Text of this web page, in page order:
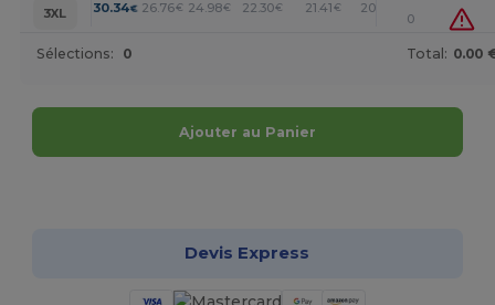
3XL 30.34€ 26.76€ 24.98€ 22.30€ 21.41 € 20.52
0
Sélections: 0 Total: 0.00
Ajouter au Panier
Devis Express